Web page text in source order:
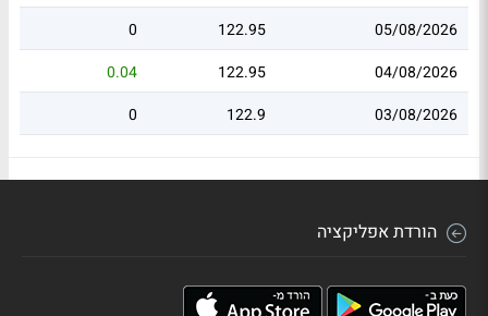
05/08/2026
122.95
0
04/08/2026
122.95
0.04
03/08/2026
122.9
0
הורדת אפליקציה